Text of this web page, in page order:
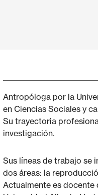
Antropóloga por la
en Ciencias Sociales y
Su trayectoria
investigación.
Sus líneas de trabajo se
dos áreas: la
Actualmente es docente